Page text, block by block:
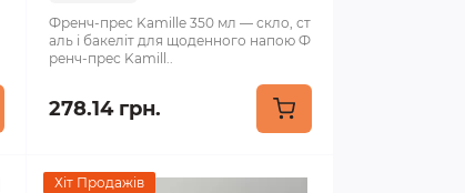
Френч-прес Kamille 350 мл — скло, ст
аль і бакеліт для щоденного напою Ф
ренч-прес Kamill..
278.14 грн.
Хіт Продажів